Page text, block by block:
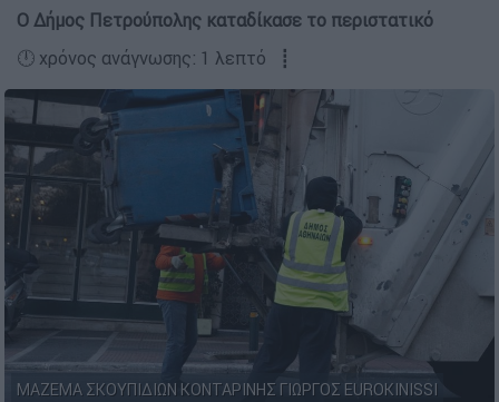
Ο Δήμος Πετρούπολης καταδίκασε το περιστατικό
🕛 χρόνος ανάγνωσης: 1 λεπτό ┋
ΜΑΖΕΜΑ ΣΚΟΥΠΙΔΙΩΝ ΚΟΝΤΑΡΙΝΗΣ ΓΙΩΡΓΟΣ EUROKINISSI